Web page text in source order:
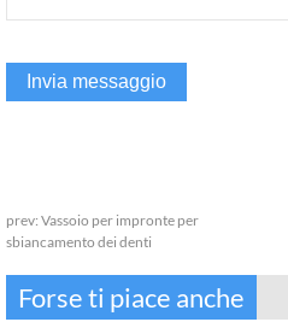
prev: Vassoio per impronte per
sbiancamento dei denti
Forse ti piace anche